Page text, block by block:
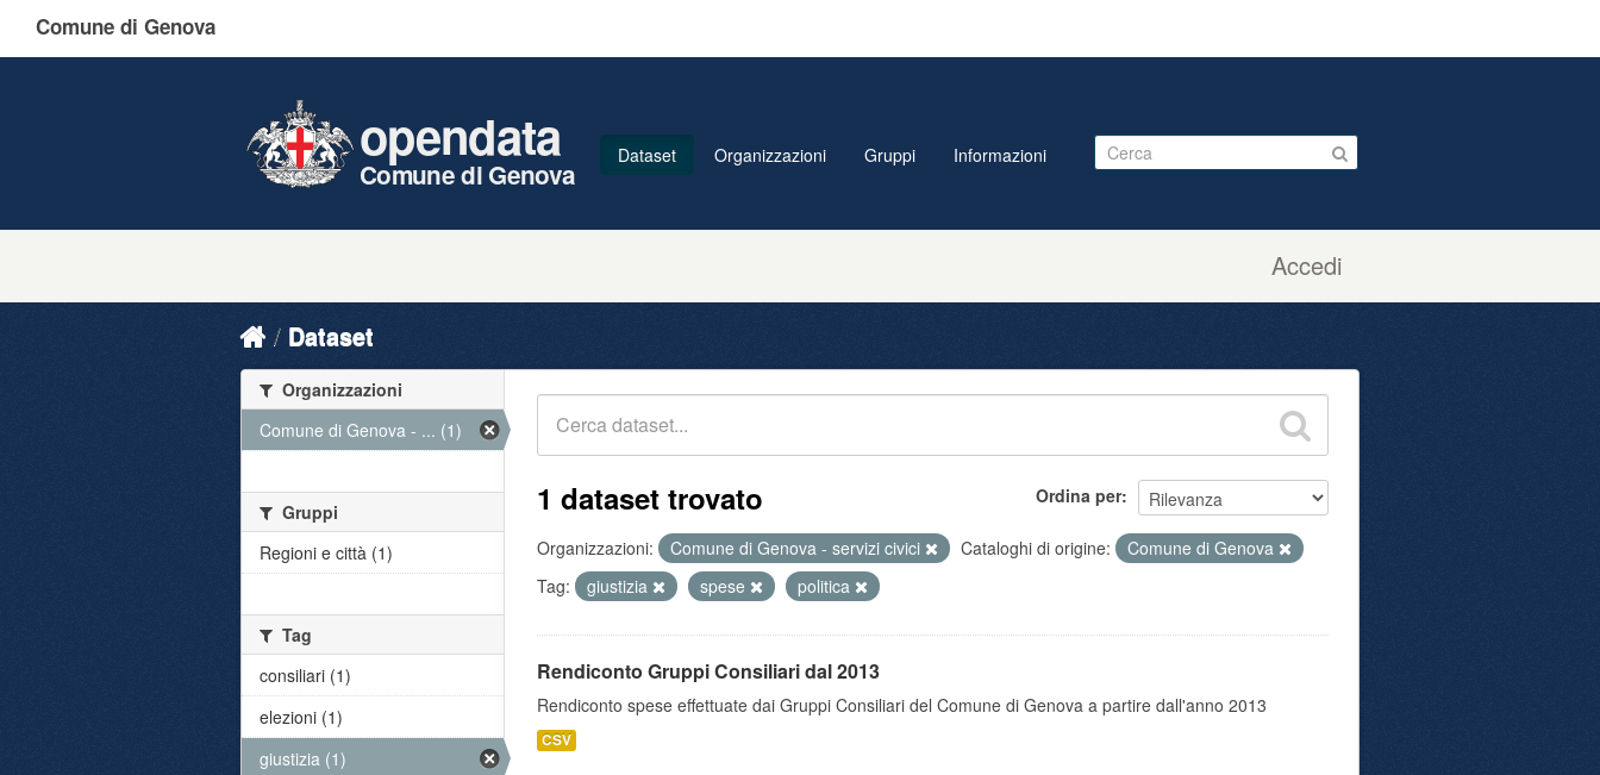
Comune di Genova
Accedi
opendata
Comune di Genova
Dataset Organizzazioni Gruppi Informazioni
Dataset
Ordina per
1 dataset trovato
Organizzazioni: Comune di Genova - servizi civici Cataloghi di origine:
Comune di Genova
Tag:
giustizia spese politica
Rendiconto Gruppi Consiliari dal 2013
Rendiconto spese effettuate dai Gruppi Consiliari del Comune di Genova a partire dall'anno 2013
CSV
Organizzazioni
Comune di Genova - ... (1)
Gruppi
Regioni e città (1)
Tag
consiliari (1)
elezioni (1)
giustizia (1)